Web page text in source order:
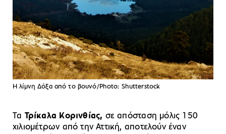
Η λίμνη Δόξα από το βουνό/Photo: Shutterstock
Τα Τρίκαλα Κορινθίας, σε απόσταση μόλις 150
χιλιομέτρων από την Αττική, αποτελούν έναν